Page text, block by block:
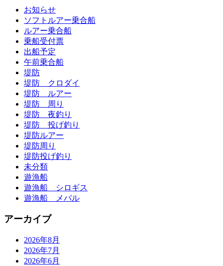
お知らせ
ソフトルアー乗合船
ルアー乗合船
乗船受付票
出船予定
午前乗合船
堤防
堤防 クロダイ
堤防 ルアー
堤防 周り
堤防 夜釣り
堤防 投げ釣り
堤防ルアー
堤防周り
堤防投げ釣り
未分類
遊漁船
遊漁船 シロギス
遊漁船 メバル
アーカイブ
2026年8月
2026年7月
2026年6月